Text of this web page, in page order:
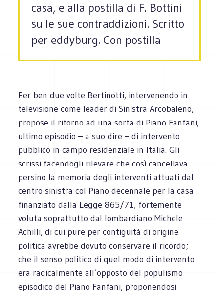
casa, e alla postilla di F. Bottini
sulle sue contraddizioni. Scritto
per eddyburg. Con postilla
Per ben due volte Bertinotti, intervenendo in
televisione come leader di Sinistra Arcobaleno,
propose il ritorno ad una sorta di Piano Fanfani,
ultimo episodio – a suo dire – di intervento
pubblico in campo residenziale in Italia. Gli
scrissi facendogli rilevare che così cancellava
persino la memoria degli interventi attuati dal
centro-sinistra col Piano decennale per la casa
finanziato dalla Legge 865/71, fortemente
voluta soprattutto dal lombardiano Michele
Achilli, di cui pure per contiguità di origine
politica avrebbe dovuto conservare il ricordo;
che il senso politico di quel modo di intervento
era radicalmente all’opposto del populismo
episodico del Piano Fanfani, proponendosi